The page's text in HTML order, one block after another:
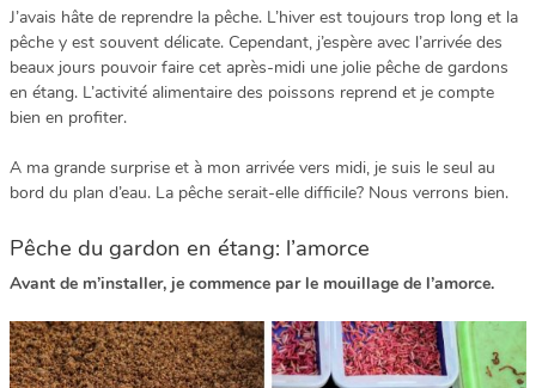
J’avais hâte de reprendre la pêche. L’hiver est toujours trop long et la
pêche y est souvent délicate. Cependant, j’espère avec l’arrivée des
beaux jours pouvoir faire cet après-midi une jolie pêche de gardons
en étang. L’activité alimentaire des poissons reprend et je compte
bien en profiter.
A ma grande surprise et à mon arrivée vers midi, je suis le seul au
bord du plan d’eau. La pêche serait-elle difficile? Nous verrons bien.
Pêche du gardon en étang: l’amorce
Avant de m’installer, je commence par le mouillage de l’amorce.